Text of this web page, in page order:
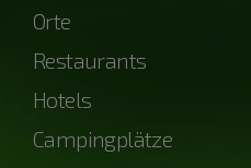
Orte
Restaurants
Hotels
Campingplätze